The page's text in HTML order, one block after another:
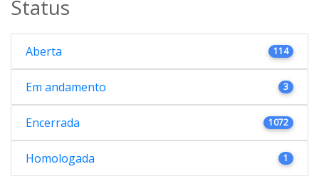
Status
Aberta 114
Em andamento 3
Encerrada 1072
Homologada 1